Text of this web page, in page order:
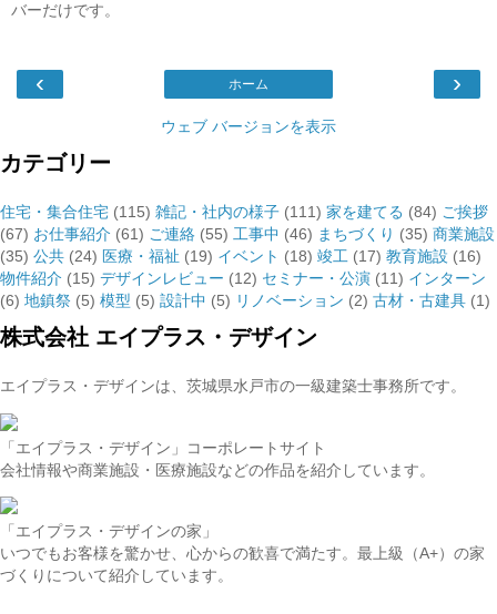
バーだけです。
‹ ›
ホーム
ウェブ バージョンを表示
カテゴリー
住宅・集合住宅 (115) 雑記・社内の様子 (111) 家を建てる (84) ご挨拶
(67) お仕事紹介 (61) ご連絡 (55) 工事中 (46) まちづくり (35) 商業施設
(35) 公共 (24) 医療・福祉 (19) イベント (18) 竣工 (17) 教育施設 (16)
物件紹介 (15) デザインレビュー (12) セミナー・公演 (11) インターン
(6) 地鎮祭 (5) 模型 (5) 設計中 (5) リノベーション (2) 古材・古建具 (1)
株式会社 エイプラス・デザイン
エイプラス・デザインは、茨城県水戸市の一級建築士事務所です。
「エイプラス・デザイン」コーポレートサイト
会社情報や商業施設・医療施設などの作品を紹介しています。
「エイプラス・デザインの家」
いつでもお客様を驚かせ、心からの歓喜で満たす。最上級（A+）の家
づくりについて紹介しています。